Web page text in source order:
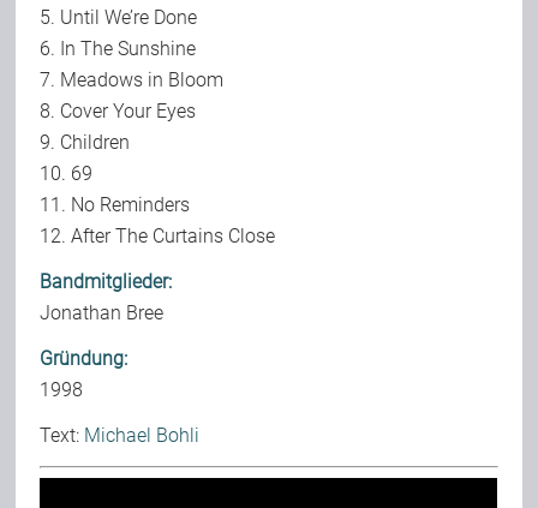
5. Until We’re Done
6. In The Sunshine
7. Meadows in Bloom
8. Cover Your Eyes
9. Children
10. 69
11. No Reminders
12. After The Curtains Close
Bandmitglieder:
Jonathan Bree
Gründung:
1998
Text: Michael Bohli